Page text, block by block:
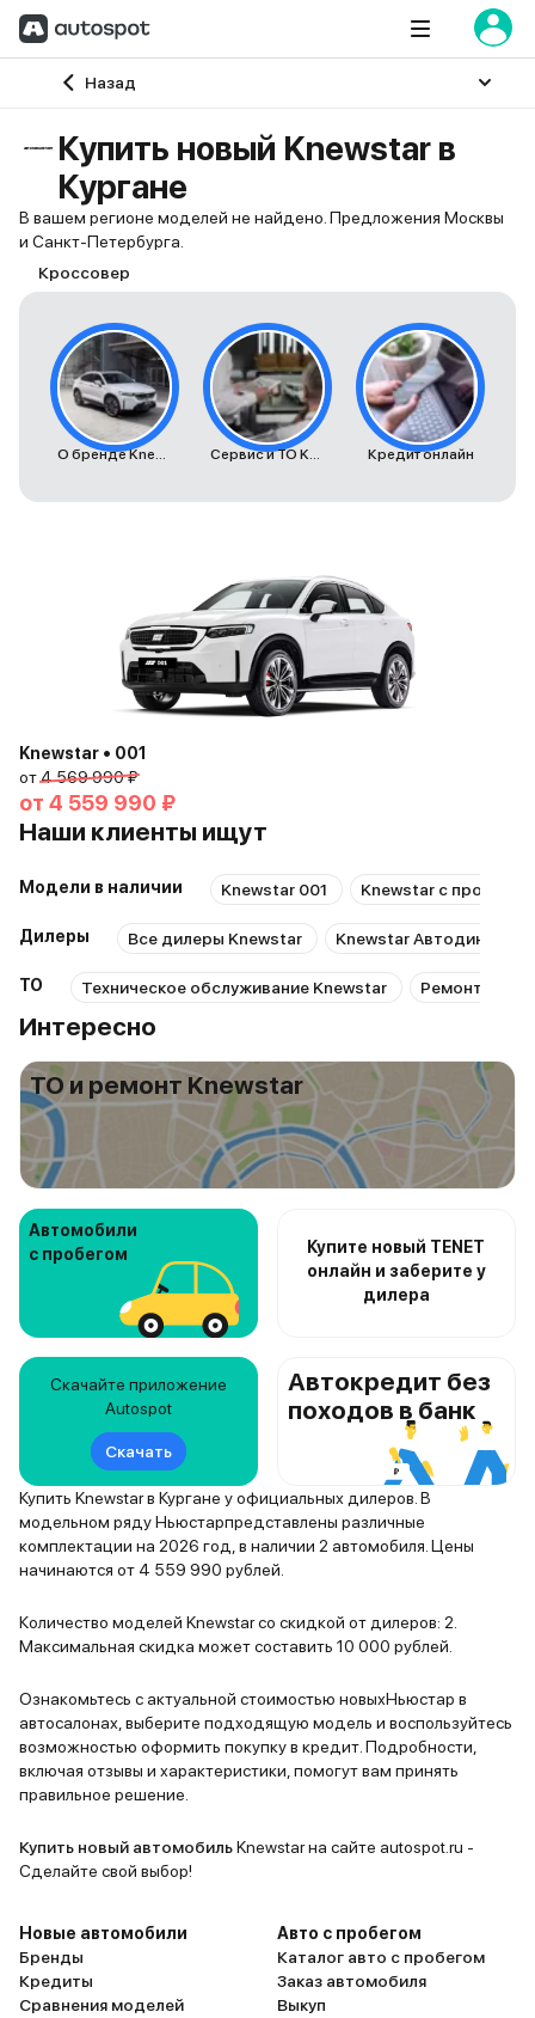
Назад
Главная
Купить новый Knewstar в
Кургане
В вашем регионе моделей не найдено. Предложения Москвы
и Санкт-Петербурга.
Кроссовер
О бренде Knewstar Сервис и ТО Knewstar Кредит онлайн
Knewstar • 001
от4 569 990 ₽
от 4 559 990 ₽
Наши клиенты ищут
Модели в наличии Knewstar 001 Knewstar с пробегом
Дилеры Все дилеры Knewstar Knewstar Автодин-Кама
ТО Техническое обслуживание Knewstar Ремонт
Интересно
ТО и ремонт Knewstar
Автомобили
с пробегом
Купите новый TENET
онлайн и заберите у
дилера
Скачайте приложение
Autospot
Скачать
Автокредит без
походов в банк
Купить Knewstar в Кургане у официальных дилеров. В
модельном ряду Ньюстарпредставлены различные
комплектации на 2026 год, в наличии 2 автомобиля. Цены
начинаются от 4 559 990 рублей.
Количество моделей Knewstar со скидкой от дилеров: 2.
Максимальная скидка может составить 10 000 рублей.
Ознакомьтесь с актуальной стоимостью новыхНьюстар в
автосалонах, выберите подходящую модель и воспользуйтесь
возможностью оформить покупку в кредит. Подробности,
включая отзывы и характеристики, помогут вам принять
правильное решение.
Купить новый автомобильKnewstar на сайте autospot.ru -
Сделайте свой выбор!
Новые автомобили
Бренды
Кредиты
Сравнения моделей
Авто с пробегом
Каталог авто с пробегом
Заказ автомобиля
Выкуп